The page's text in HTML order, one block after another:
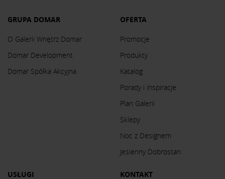
GRUPA DOMAR
O Galerii Wnętrz Domar
Domar Development
Domar Spółka Akcyjna
OFERTA
Promocje
Produkty
Katalog
Porady i inspiracje
Plan Galerii
Sklepy
Noc z Designem
Jesienny Dobrostan
USŁUGI KONTAKT